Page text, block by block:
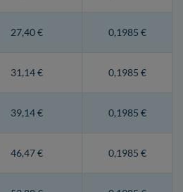
27,40 € 0,1985 €
31,14 € 0,1985 €
39,14 € 0,1985 €
46,47 € 0,1985 €